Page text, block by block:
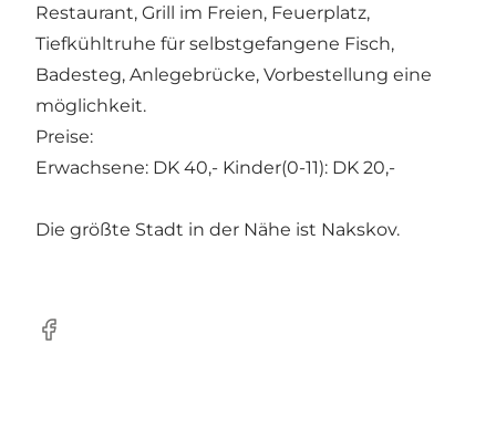
Restaurant, Grill im Freien, Feuerplatz,
Tiefkühltruhe für selbstgefangene Fisch,
Badesteg, Anlegebrücke, Vorbestellung eine
möglichkeit.
Preise:
Erwachsene: DK 40,- Kinder(0-11): DK 20,-
Die größte Stadt in der Nähe ist Nakskov.
Facebook